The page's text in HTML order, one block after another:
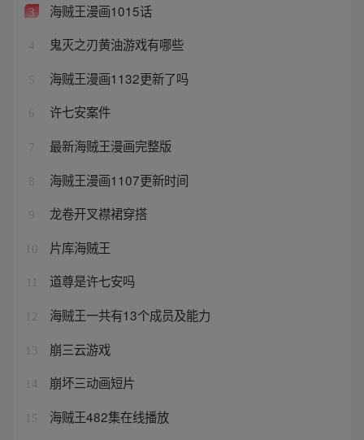
3 海贼王漫画1015话
4 鬼灭之刃黄油游戏有哪些
5 海贼王漫画1132更新了吗
6 许七安案件
7 最新海贼王漫画完整版
8 海贼王漫画1107更新时间
9 龙卷开叉襟裙穿搭
10 片库海贼王
道尊是许七安吗
12 海贼王一共有13个成员及能力
13 崩三云游戏
14 崩坏三动画短片
15 海贼王482集在线播放